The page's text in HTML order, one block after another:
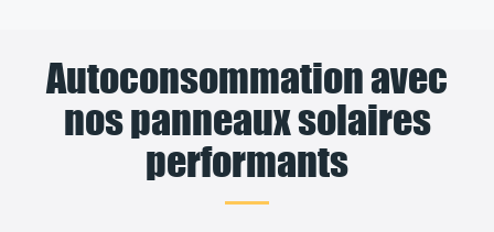
Autoconsommation avec
nos panneaux solaires
performants